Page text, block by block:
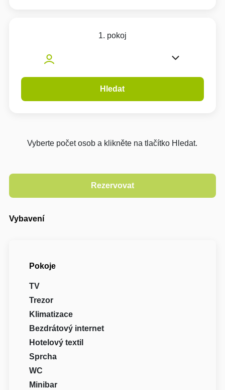
1. pokoj
Hledat
Vyberte počet osob a klikněte na tlačítko Hledat.
Vybavení
Pokoje
TV
Trezor
Klimatizace
Bezdrátový internet
Hotelový textil
Sprcha
WC
Minibar